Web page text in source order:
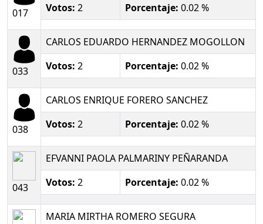
017
Votos: 2 Porcentaje: 0.02 %
033
CARLOS EDUARDO HERNANDEZ MOGOLLON
Votos: 2 Porcentaje: 0.02 %
038
CARLOS ENRIQUE FORERO SANCHEZ
Votos: 2 Porcentaje: 0.02 %
043
EFVANNI PAOLA PALMARINY PEÑARANDA
Votos: 2 Porcentaje: 0.02 %
MARIA MIRTHA ROMERO SEGURA